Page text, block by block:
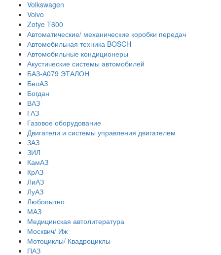
Volkswagen
Volvo
Zotye T600
Автоматические/ механические коробки передач
Автомобильная техника BOSCH
Автомобильные кондиционеры
Акустические системы автомобилей
БАЗ-А079 ЭТАЛОН
БелАЗ
Богдан
ВАЗ
ГАЗ
Газовое оборудование
Двигатели и системы управления двигателем
ЗАЗ
ЗИЛ
КамАЗ
КрАЗ
ЛиАЗ
ЛуАЗ
Любопытно
МАЗ
Медицинская автолитература
Москвич/ Иж
Мотоциклы/ Квадроциклы
ПАЗ